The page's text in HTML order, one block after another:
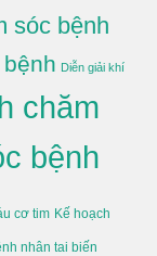
sóc bệnh
Diễn giải khí
chăm
bệnh
cơ tim Kế hoạch
nhân tai biến